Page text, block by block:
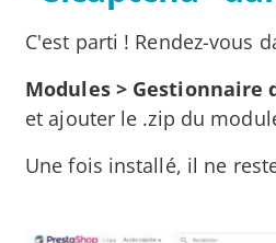
C'est parti ! Rendez-vous
Modules >
et ajouter le .zip du
Une fois installé, il ne